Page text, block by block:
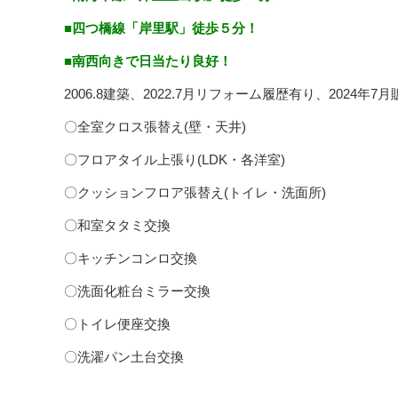
■四つ橋線「岸里駅」徒歩５分！
■南西向きで日当たり良好！
2006.8建築、2022.7月リフォーム履歴有り、2024年7月
〇全室クロス張替え(壁・天井)
〇フロアタイル上張り(LDK・各洋室)
〇クッションフロア張替え(トイレ・洗面所)
〇和室タタミ交換
〇キッチンコンロ交換
〇洗面化粧台ミラー交換
〇トイレ便座交換
〇洗濯パン土台交換